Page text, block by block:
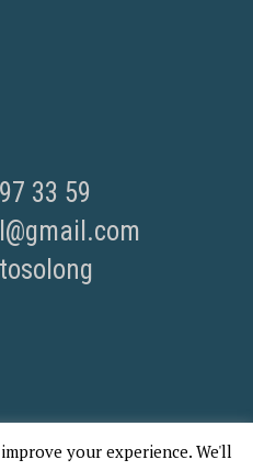
33 59
your experience. We'll